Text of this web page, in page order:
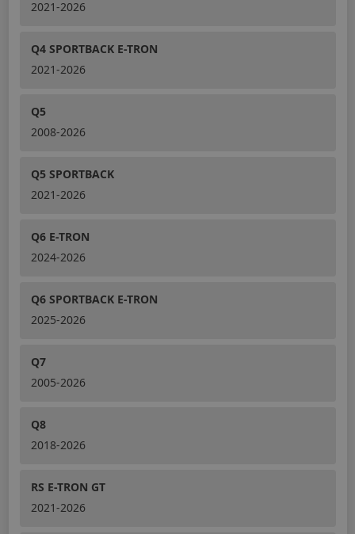
2021-2026
Q4 SPORTBACK E-TRON
2021-2026
Q5
2008-2026
Q5 SPORTBACK
2021-2026
Q6 E-TRON
2024-2026
Q6 SPORTBACK E-TRON
2025-2026
Q7
2005-2026
Q8
2018-2026
RS E-TRON GT
2021-2026